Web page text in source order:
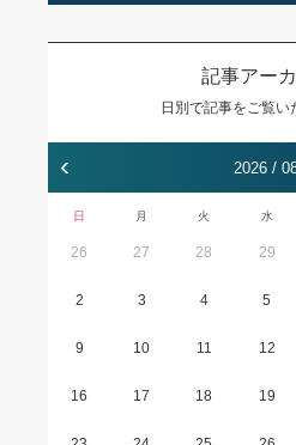
記事アー
日別で記事をご覧い
‹ 2026 /
日 月 火 水
26 27 28 29
2 3 4 5
9 10 11 12
16 17 18 19